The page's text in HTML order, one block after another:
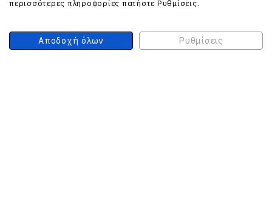
210 999 4510
περισσότερες πληροφορίες πατήστε Ρυθμίσεις.
Αποδοχή όλων Ρυθμίσεις